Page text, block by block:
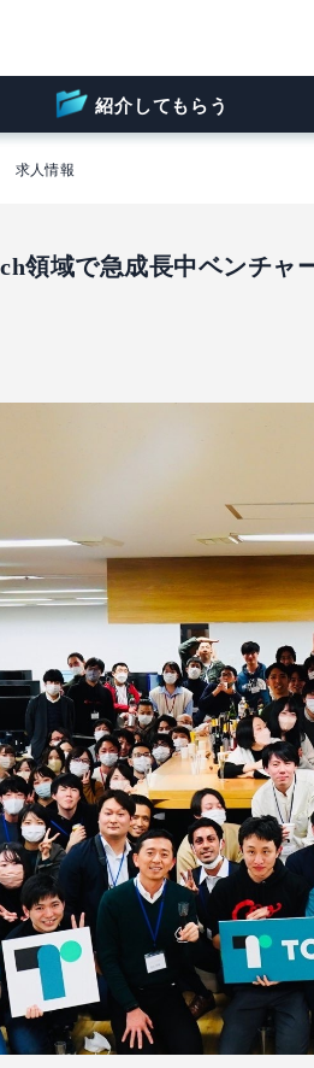
紹介してもらう
求人情報
領域で急成長中ベンチャ